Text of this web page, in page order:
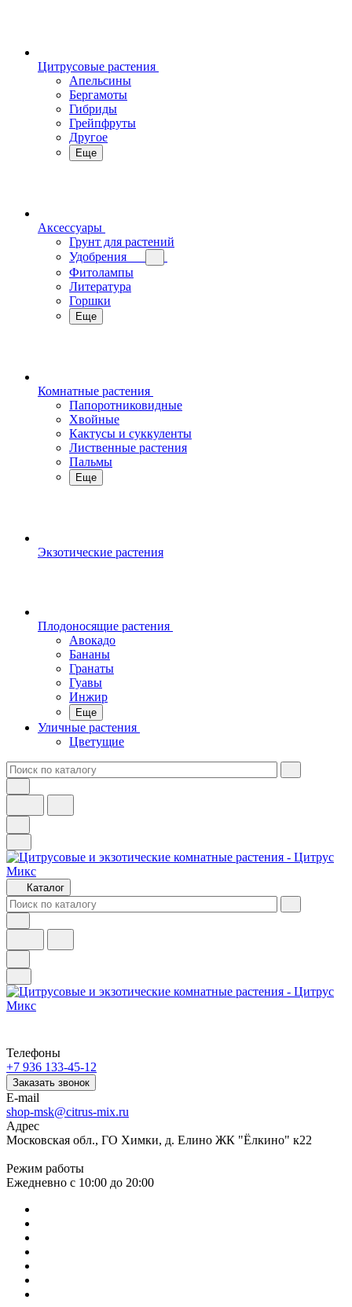
Цитрусовые растения
Апельсины
Бергамоты
Гибриды
Грейпфруты
Другое
Еще
Аксессуары
Грунт для растений
Удобрения
Фитолампы
Литература
Горшки
Еще
Комнатные растения
Папоротниковидные
Хвойные
Кактусы и суккуленты
Лиственные растения
Пальмы
Еще
Экзотические растения
Плодоносящие растения
Авокадо
Бананы
Гранаты
Гуавы
Инжир
Еще
Уличные растения
Цветущие
Каталог
Телефоны
+7 936 133-45-12
Заказать звонок
E-mail
shop-msk@citrus-mix.ru
Адрес
Московская обл., ГО Химки, д. Елино ЖК "Ёлкино" к22
Режим работы
Ежедневно с 10:00 до 20:00